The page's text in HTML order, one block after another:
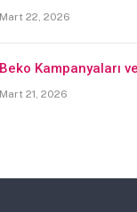
Mart 22, 2026
Beko Kampanyaları
Mart 21, 2026